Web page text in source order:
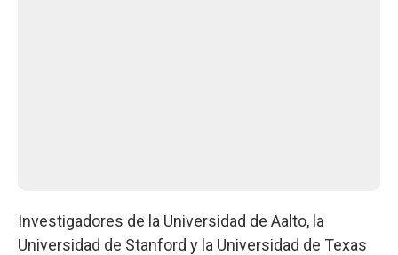
Investigadores de la Universidad de Aalto, la
Universidad de Stanford y la Universidad de Texas